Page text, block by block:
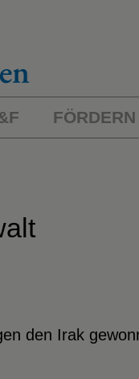
FÖRDERN
den Irak